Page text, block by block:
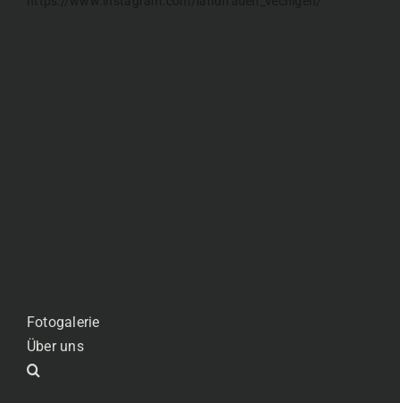
Fotogalerie
Über uns